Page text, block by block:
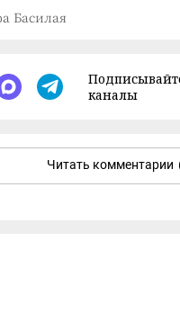
Басилая
каналы
Читать комментарии